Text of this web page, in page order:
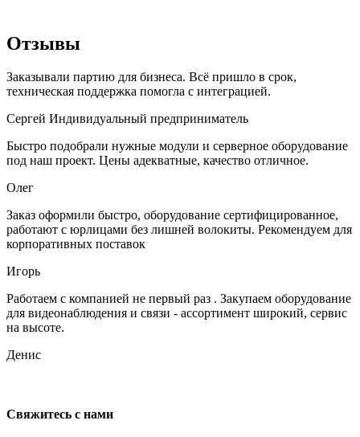
Отзывы
Заказывали партию для бизнеса. Всё пришло в срок,
техническая поддержка помогла с интеграцией.
Сергей Индивидуальный предприниматель
Быстро подобрали нужные модули и серверное оборудование
под наш проект. Цены адекватные, качество отличное.
Олег
Заказ оформили быстро, оборудование сертифицированное,
работают с юрлицами без лишней волокиты. Рекомендуем для
корпоративных поставок
Игорь
Работаем с компанией не первый раз . Закупаем оборудование
для видеонаблюдения и связи - ассортимент широкий, сервис
на высоте.
Денис
Свяжитесь с нами